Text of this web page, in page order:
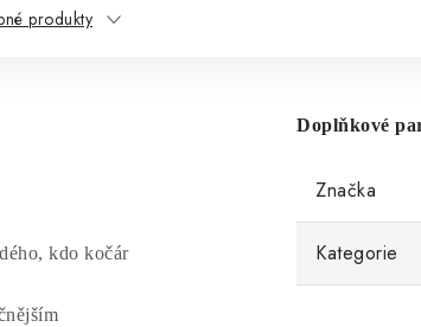
produkty
kdo kočár
Doplňkové
Značka
Kategorie